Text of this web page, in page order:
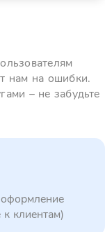
нам на ошибки.
– не забудьте
клиентам)